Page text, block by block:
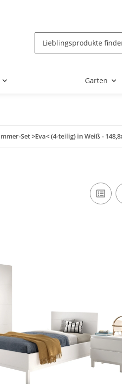
Garten
Set >Eva< (4-teilig) in Weiß -